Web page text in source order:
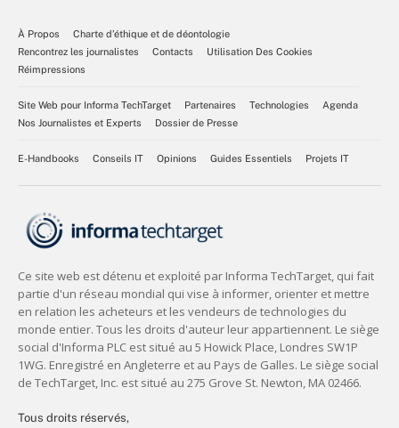
À Propos
Charte d’éthique et de déontologie
Rencontrez les journalistes
Contacts
Utilisation Des Cookies
Réimpressions
Site Web pour Informa TechTarget Partenaires Technologies
Agenda
Nos Journalistes et Experts
Dossier de Presse
E-Handbooks Conseils IT Opinions Guides Essentiels Projets IT
Tous droits réservés,